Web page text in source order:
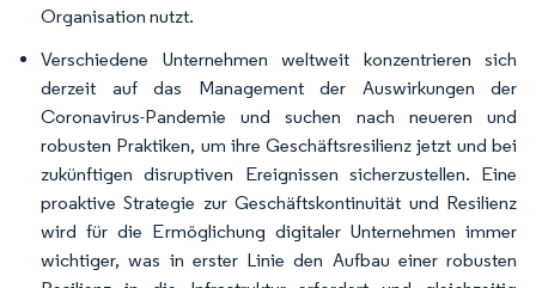
Organisation nutzt.
Verschiedene Unternehmen weltweit konzentrieren sich
derzeit auf das Management der Auswirkungen der
Coronavirus-Pandemie und suchen nach neueren und
robusten Praktiken, um ihre Geschäftsresilienz jetzt und bei
zukünftigen disruptiven Ereignissen sicherzustellen. Eine
proaktive Strategie zur Geschäftskontinuität und Resilienz
wird für die Ermöglichung digitaler Unternehmen immer
wichtiger, was in erster Linie den Aufbau einer robusten